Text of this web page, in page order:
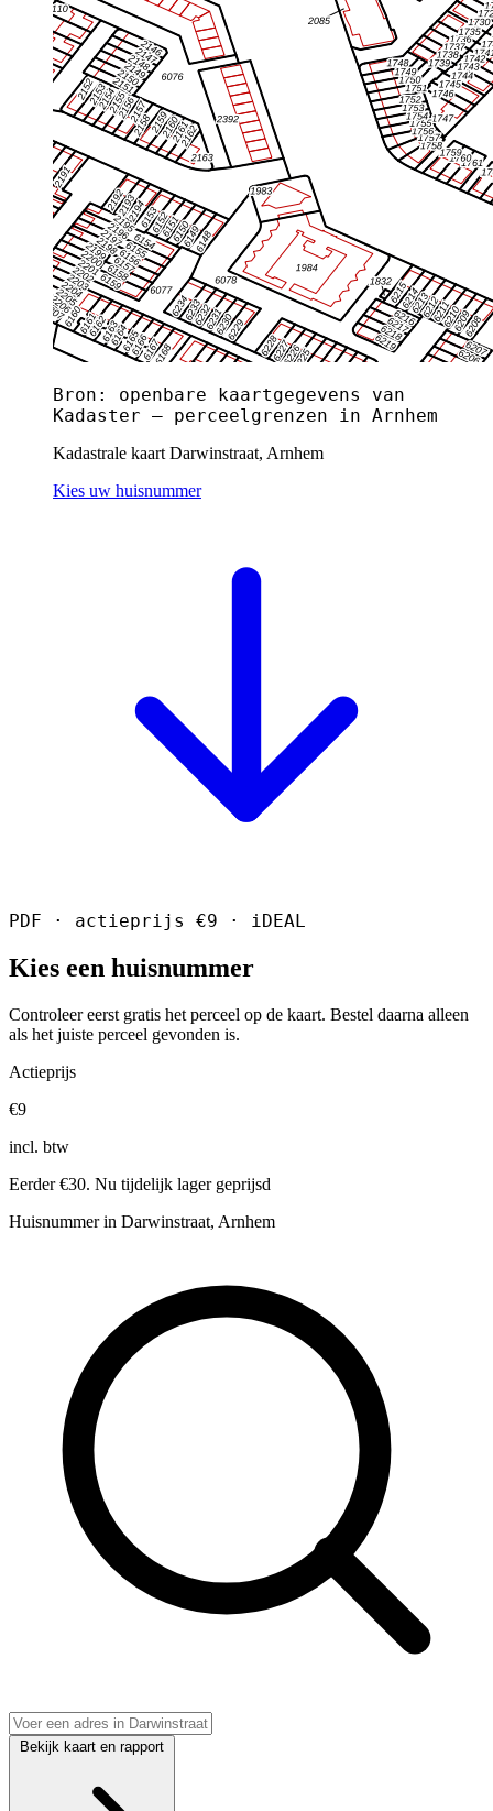
Bron: openbare kaartgegevens van
Kadaster — perceelgrenzen in Arnhem
Kadastrale kaart Darwinstraat, Arnhem
Kies uw huisnummer
PDF · actieprijs €9 · iDEAL
Kies een huisnummer
Controleer eerst gratis het perceel op de kaart. Bestel daarna alleen
als het juiste perceel gevonden is.
Actieprijs
€9
incl. btw
Eerder €30. Nu tijdelijk lager geprijsd
Huisnummer in Darwinstraat, Arnhem
Bekijk kaart en rapport